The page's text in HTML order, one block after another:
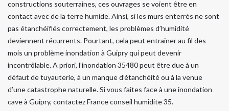
constructions souterraines, ces ouvrages se voient être en
contact avec de la terre humide. Ainsi, si les murs enterrés ne sont
pas étanchéifiés correctement, les problèmes d’humidité
deviennent récurrents. Pourtant, cela peut entrainer au fil des
mois un problème inondation à Guipry qui peut devenir
incontrôlable. A priori, l’inondation 35480 peut être due à un
défaut de tuyauterie, à un manque d’étanchéité ou à la venue
d’une catastrophe naturelle. Si vous faites face à une inondation
cave à Guipry, contactez France conseil humidite 35.